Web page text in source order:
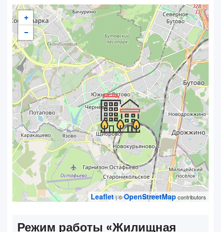
+
−
Leaflet| ©OpenStreetMap contributors
Режим работы «‎Жилищная